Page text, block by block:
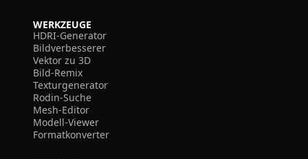
WERKZEUGE
HDRI-Generator
Bildverbesserer
Vektor zu 3D
Bild-Remix
Texturgenerator
Rodin-Suche
Mesh-Editor
Modell-Viewer
Formatkonverter